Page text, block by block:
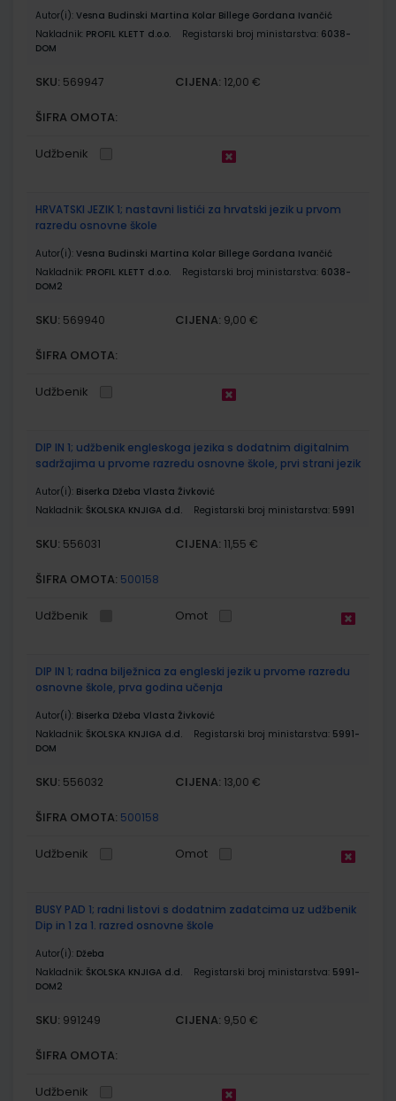
Autor(i): Vesna Budinski Martina Kolar Billege Gordana Ivančić
Nakladnik: PROFIL KLETT d.o.o. Registarski broj ministarstva: 6038-
DOM
SKU: 569947 CIJENA: 12,00 €
ŠIFRA OMOTA:
Udžbenik
HRVATSKI JEZIK 1; nastavni listići za hrvatski jezik u prvom
razredu osnovne škole
Autor(i): Vesna Budinski Martina Kolar Billege Gordana Ivančić
Nakladnik: PROFIL KLETT d.o.o. Registarski broj ministarstva: 6038-
DOM2
SKU: 569940 CIJENA: 9,00 €
ŠIFRA OMOTA:
Udžbenik
DIP IN 1; udžbenik engleskoga jezika s dodatnim digitalnim
sadržajima u prvome razredu osnovne škole, prvi strani jezik
Autor(i): Biserka Džeba Vlasta Živković
Nakladnik: ŠKOLSKA KNJIGA d.d. Registarski broj ministarstva: 5991
SKU: 556031 CIJENA: 11,55 €
ŠIFRA OMOTA: 500158
Udžbenik Omot
DIP IN 1; radna bilježnica za engleski jezik u prvome razredu
osnovne škole, prva godina učenja
Autor(i): Biserka Džeba Vlasta Živković
Nakladnik: ŠKOLSKA KNJIGA d.d. Registarski broj ministarstva: 5991-
DOM
SKU: 556032 CIJENA: 13,00 €
ŠIFRA OMOTA: 500158
Udžbenik Omot
BUSY PAD 1; radni listovi s dodatnim zadatcima uz udžbenik
Dip in 1 za 1. razred osnovne škole
Autor(i): Džeba
Nakladnik: ŠKOLSKA KNJIGA d.d. Registarski broj ministarstva: 5991-
DOM2
SKU: 991249 CIJENA: 9,50 €
ŠIFRA OMOTA:
Udžbenik